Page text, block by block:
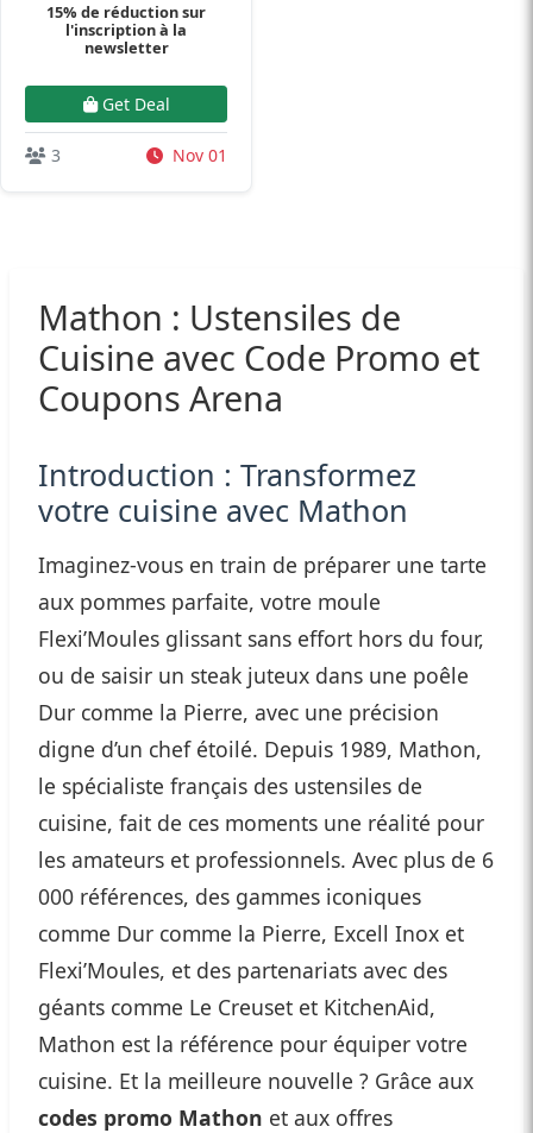
15% de réduction sur
l'inscription à la
newsletter
Get Deal
3 Nov 01
Mathon : Ustensiles de
Cuisine avec Code Promo et
Coupons Arena
Introduction : Transformez
votre cuisine avec Mathon
Imaginez-vous en train de préparer une tarte
aux pommes parfaite, votre moule
Flexi’Moules glissant sans effort hors du four,
ou de saisir un steak juteux dans une poêle
Dur comme la Pierre, avec une précision
digne d’un chef étoilé. Depuis 1989, Mathon,
le spécialiste français des ustensiles de
cuisine, fait de ces moments une réalité pour
les amateurs et professionnels. Avec plus de 6
000 références, des gammes iconiques
comme Dur comme la Pierre, Excell Inox et
Flexi’Moules, et des partenariats avec des
géants comme Le Creuset et KitchenAid,
Mathon est la référence pour équiper votre
cuisine. Et la meilleure nouvelle ? Grâce aux
codes promo Mathon et aux offres